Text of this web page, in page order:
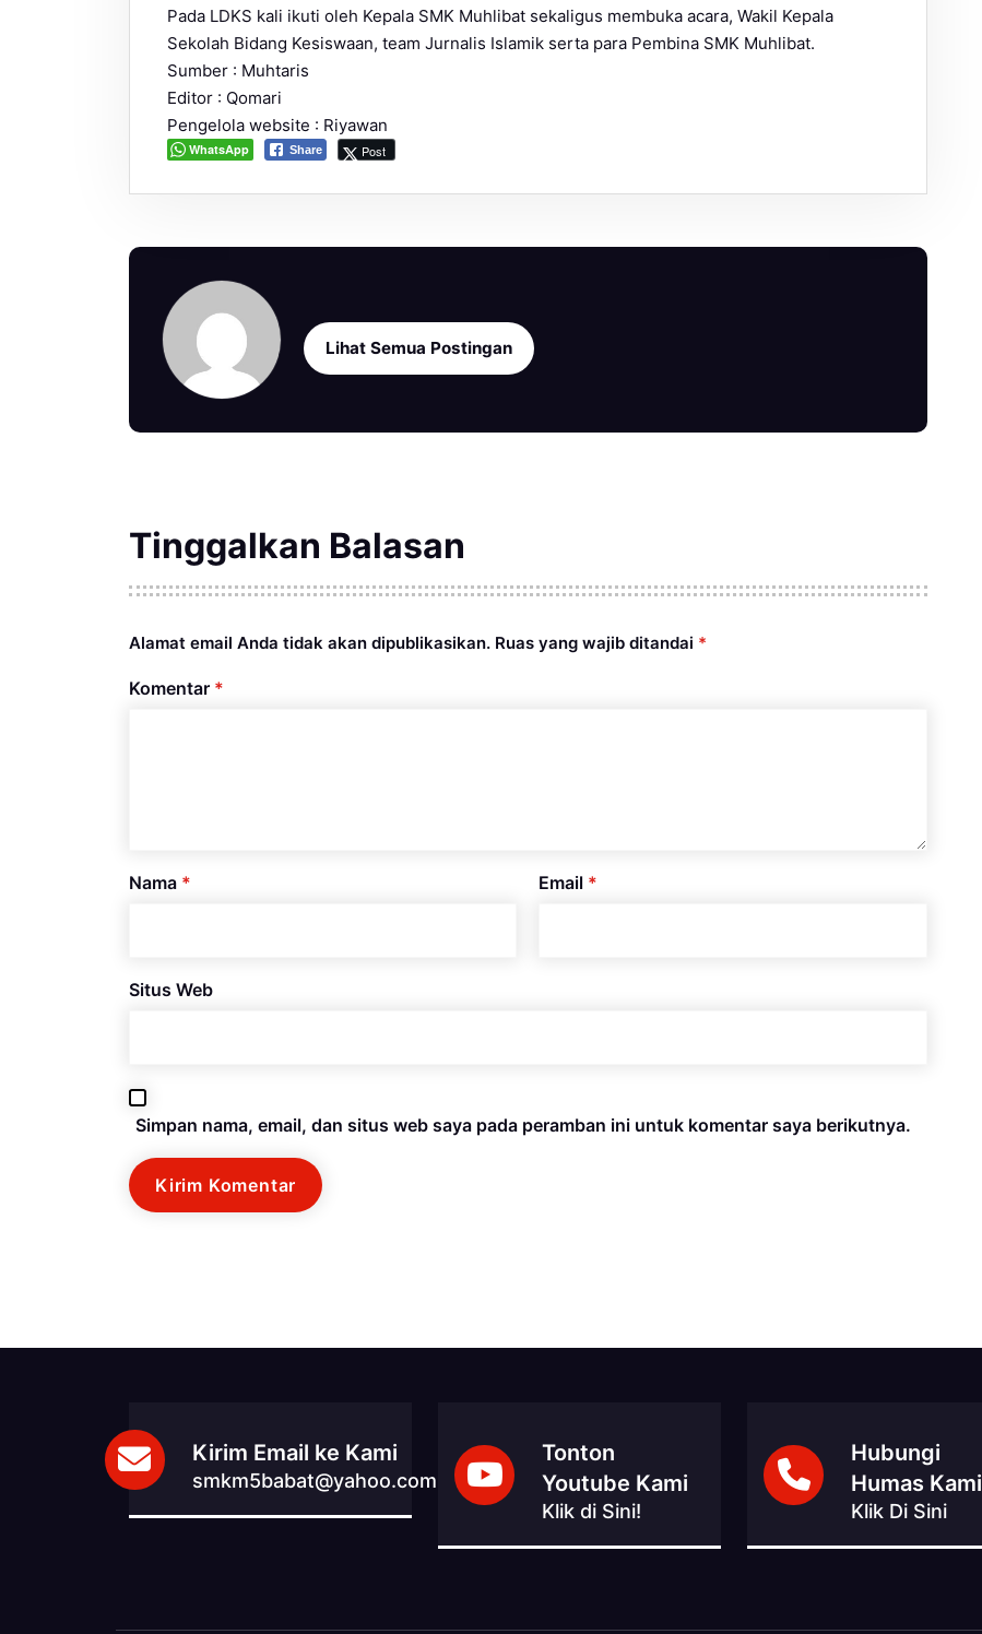
Pada LDKS kali ikuti oleh Kepala SMK Muhlibat sekaligus membuka acara, Wakil Kepala
Sekolah Bidang Kesiswaan, team Jurnalis Islamik serta para Pembina SMK Muhlibat.
Sumber : Muhtaris
Editor : Qomari
Pengelola website : Riyawan
WhatsApp Share Post
Lihat Semua Postingan
Tinggalkan Balasan
Alamat email Anda tidak akan dipublikasikan. Ruas yang wajib ditandai *
Komentar *
Nama * Email *
Situs Web
Simpan nama, email, dan situs web saya pada peramban ini untuk komentar saya berikutnya.
Kirim Email ke Kami
smkm5babat@yahoo.com
Tonton
Youtube Kami
Klik di Sini!
Hubungi
Humas Kami
Klik Di Sini